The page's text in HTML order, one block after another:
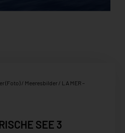
(Foto) / Meeresbilder / LA MER –
SEE 3